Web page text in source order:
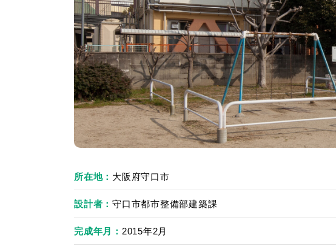
所在地 大阪府守口市
設計者 守口市都市整備部建築課
完成年月 2015年2月